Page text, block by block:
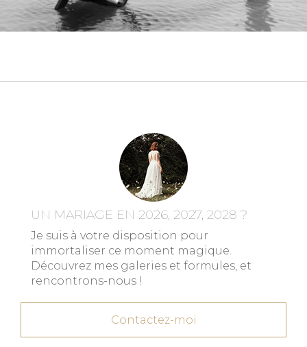
UN MARIAGE EN 2026, 2027, 2028 ?
Je suis à votre disposition pour
immortaliser ce moment magique.
Découvrez mes galeries et formules, et
rencontrons-nous !
Contactez-moi